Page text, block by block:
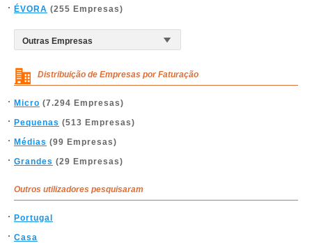
ÉVORA (255 Empresas)
Distribuição de Empresas por Faturação
Micro (7.294 Empresas)
Pequenas (513 Empresas)
Médias (99 Empresas)
Grandes (29 Empresas)
Outros utilizadores pesquisaram
Portugal
Casa